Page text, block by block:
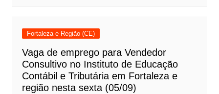
Fortaleza e Região (CE)
Vaga de emprego para Vendedor
Consultivo no Instituto de Educação
Contábil e Tributária em Fortaleza e
região nesta sexta (05/09)